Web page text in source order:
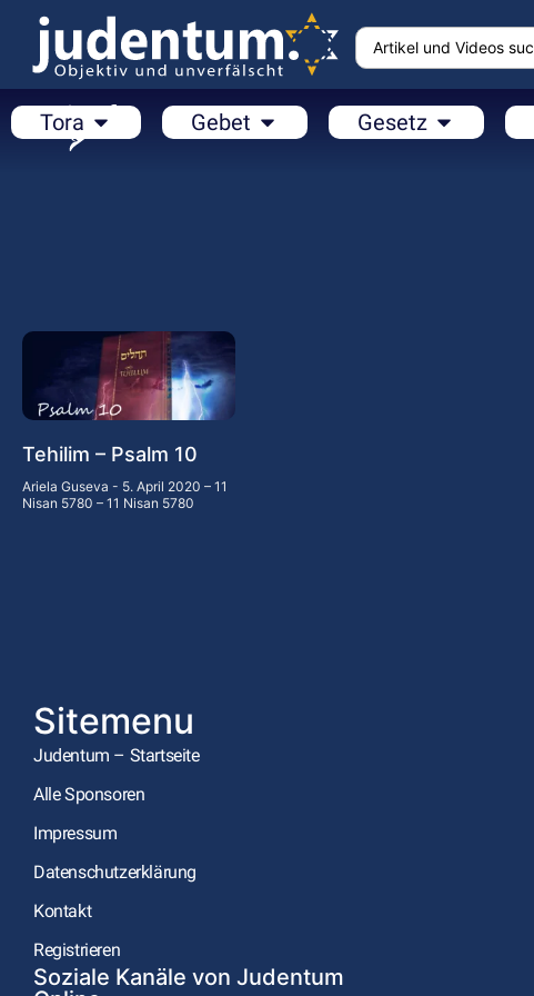
Tora Gebet Gesetz
Tehilim – Psalm 10
Ariela Guseva
5. April 2020 – 11
Nisan 5780 – 11 Nisan 5780
Sitemenu
Judentum – Startseite
Alle Sponsoren
Impressum
Datenschutzerklärung
Kontakt
Registrieren
Soziale Kanäle von Judentum